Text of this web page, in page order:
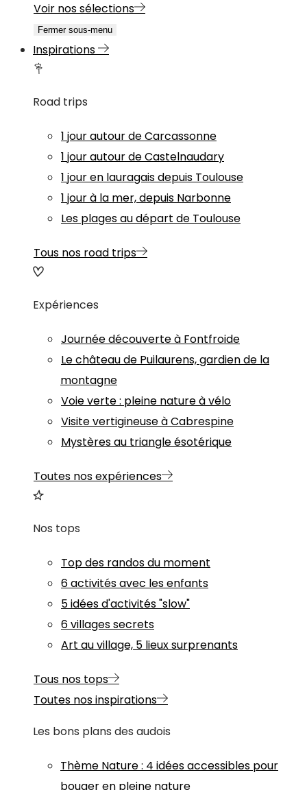
Voir nos sélections
Fermer sous-menu
Inspirations
Road trips
1 jour autour de Carcassonne
1 jour autour de Castelnaudary
1 jour en lauragais depuis Toulouse
1 jour à la mer, depuis Narbonne
Les plages au départ de Toulouse
Tous nos road trips
Expériences
Journée découverte à Fontfroide
Le château de Puilaurens, gardien de la
montagne
Voie verte : pleine nature à vélo
Visite vertigineuse à Cabrespine
Mystères au triangle ésotérique
Toutes nos expériences
Nos tops
Top des randos du moment
6 activités avec les enfants
5 idées d'activités "slow"
6 villages secrets
Art au village, 5 lieux surprenants
Tous nos tops
Toutes nos inspirations
Les bons plans des audois
Thème Nature: 4 idées accessibles pour
bouger en pleine nature